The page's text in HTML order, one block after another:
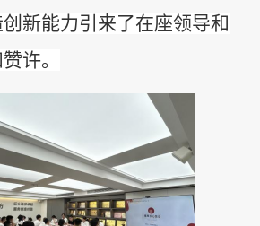
新能力引来了在座领导和
许。